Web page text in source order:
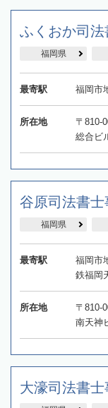
ふくおか司法
福岡県
最寄駅 福岡市
所在地
〒810-
総合ビ
谷原司法書士
福岡県
最寄駅
福岡市
鉄福岡
所在地
〒810-
南天神
大濠司法書